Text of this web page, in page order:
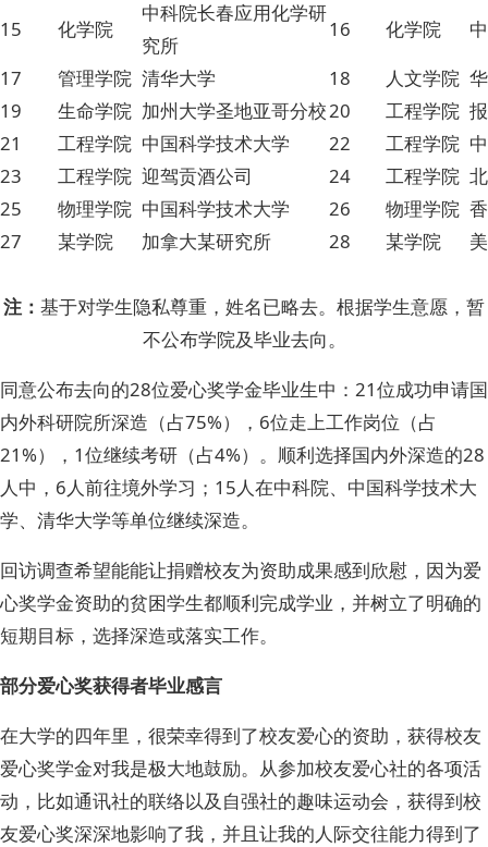
15 化学院
中科院长春应用化学研
究所
16 化学院
17
管理学院 清华大学 18 人文学院
19
生命学院 加州大学圣地亚哥分校20 工程学院
21
工程学院 中国科学技术大学 22 工程学院
23
工程学院 迎驾贡酒公司 24 工程学院
25
物理学院 中国科学技术大学 26 物理学院
27
某学院 加拿大某研究所 28 某学院
注： 基于对学生隐私尊重，姓名已略去。根据学生意愿，暂
不公布学院及毕业去向。
同意公布去向的28位爱心奖学金毕业生中：21位成功申请国
内外科研院所深造（占75%），6位走上工作岗位（占
21%），1位继续考研（占4%）。顺利选择国内外深造的28
人中，6人前往境外学习；15人在中科院、中国科学技术大
学、清华大学等单位继续深造。
回访调查希望能能让捐赠校友为资助成果感到欣慰，因为爱
心奖学金资助的贫困学生都顺利完成学业，并树立了明确的
短期目标，选择深造或落实工作。
部分爱心奖获得者毕业感言
在大学的四年里，很荣幸得到了校友爱心的资助，获得校友
爱心奖学金对我是极大地鼓励。从参加校友爱心社的各项活
动，比如通讯社的联络以及自强社的趣味运动会，获得到校
友爱心奖深深地影响了我，并且让我的人际交往能力得到了